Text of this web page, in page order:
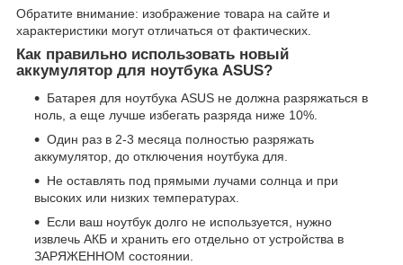
Обратите внимание: изображение товара на сайте и
характеристики могут отличаться от фактических.
Как правильно использовать новый
аккумулятор для ноутбука ASUS?
Батарея для ноутбука ASUS не должна разряжаться в
ноль, а еще лучше избегать разряда ниже 10%.
Один раз в 2-3 месяца полностью разряжать
аккумулятор, до отключения ноутбука для.
Не оставлять под прямыми лучами солнца и при
высоких или низких температурах.
Если ваш ноутбук долго не используется, нужно
извлечь АКБ и хранить его отдельно от устройства в
ЗАРЯЖЕННОМ состоянии.